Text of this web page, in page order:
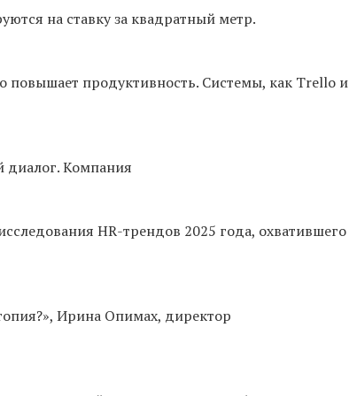
на ставку за квадратный метр.
продуктивность. Системы, как Trello и
диалог. Компания
HR-трендов 2025 года,
Ирина Опимах, директор